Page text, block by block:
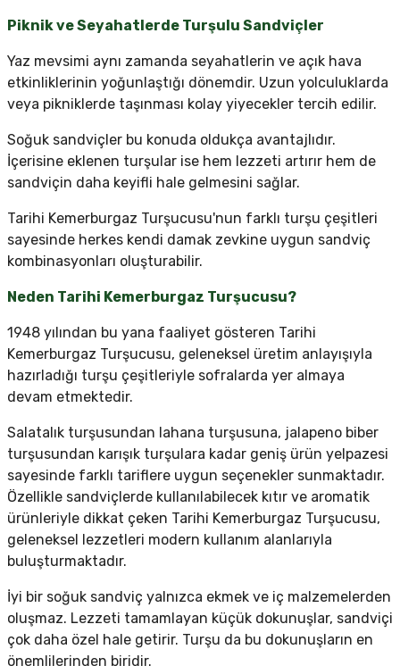
Piknik ve Seyahatlerde Turşulu Sandviçler
Yaz mevsimi aynı zamanda seyahatlerin ve açık hava
etkinliklerinin yoğunlaştığı dönemdir. Uzun yolculuklarda
veya pikniklerde taşınması kolay yiyecekler tercih edilir.
Soğuk sandviçler bu konuda oldukça avantajlıdır.
İçerisine eklenen turşular ise hem lezzeti artırır hem de
sandviçin daha keyifli hale gelmesini sağlar.
Tarihi Kemerburgaz Turşucusu'nun farklı turşu çeşitleri
sayesinde herkes kendi damak zevkine uygun sandviç
kombinasyonları oluşturabilir.
Neden Tarihi Kemerburgaz Turşucusu?
1948 yılından bu yana faaliyet gösteren Tarihi
Kemerburgaz Turşucusu, geleneksel üretim anlayışıyla
hazırladığı turşu çeşitleriyle sofralarda yer almaya
devam etmektedir.
Salatalık turşusundan lahana turşusuna, jalapeno biber
turşusundan karışık turşulara kadar geniş ürün yelpazesi
sayesinde farklı tariflere uygun seçenekler sunmaktadır.
Özellikle sandviçlerde kullanılabilecek kıtır ve aromatik
ürünleriyle dikkat çeken Tarihi Kemerburgaz Turşucusu,
geleneksel lezzetleri modern kullanım alanlarıyla
buluşturmaktadır.
İyi bir soğuk sandviç yalnızca ekmek ve iç malzemelerden
oluşmaz. Lezzeti tamamlayan küçük dokunuşlar, sandviçi
çok daha özel hale getirir. Turşu da bu dokunuşların en
önemlilerinden biridir.